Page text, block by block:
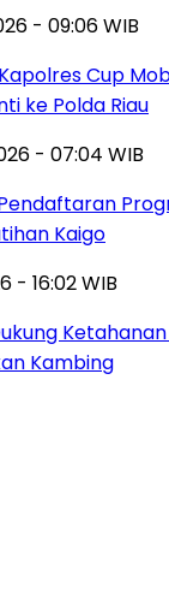
- 09:06 WIB
Cup
ke Polda Riau
- 07:04 WIB
Kaigo
- 16:02 WIB
Kambing